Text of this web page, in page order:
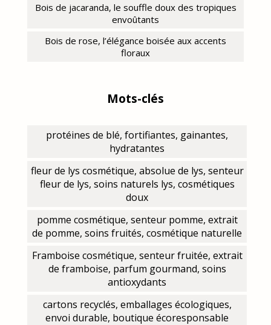
Bois de jacaranda, le souffle doux des tropiques
envoûtants
Bois de rose, l’élégance boisée aux accents
floraux
Mots-clés
protéines de blé, fortifiantes, gainantes,
hydratantes
fleur de lys cosmétique, absolue de lys, senteur
fleur de lys, soins naturels lys, cosmétiques
doux
pomme cosmétique, senteur pomme, extrait
de pomme, soins fruités, cosmétique naturelle
Framboise cosmétique, senteur fruitée, extrait
de framboise, parfum gourmand, soins
antioxydants
cartons recyclés, emballages écologiques,
envoi durable, boutique écoresponsable